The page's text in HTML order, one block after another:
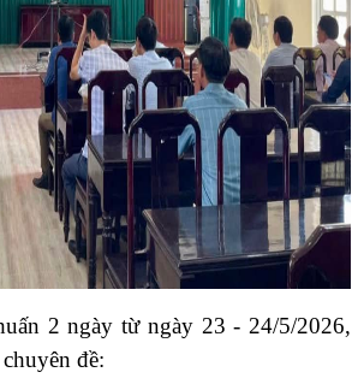
2 ngày từ ngày 23 - 24/5/2026,
đề: